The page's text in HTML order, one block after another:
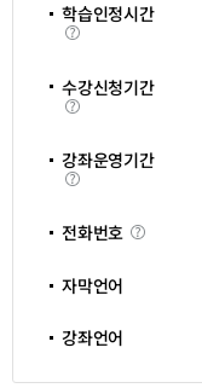
학습인정시간
학
습
정
시
간
수강신청기간
수
강
청
기
간
강좌운영기간
강
좌
영
기
전화번호 전
화
자막언어
강좌언어